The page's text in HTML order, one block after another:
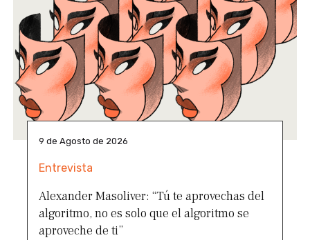
9 de Agosto de 2026
Entrevista
Alexander Masoliver: “Tú te aprovechas del
algoritmo, no es solo que el algoritmo se
aproveche de ti”